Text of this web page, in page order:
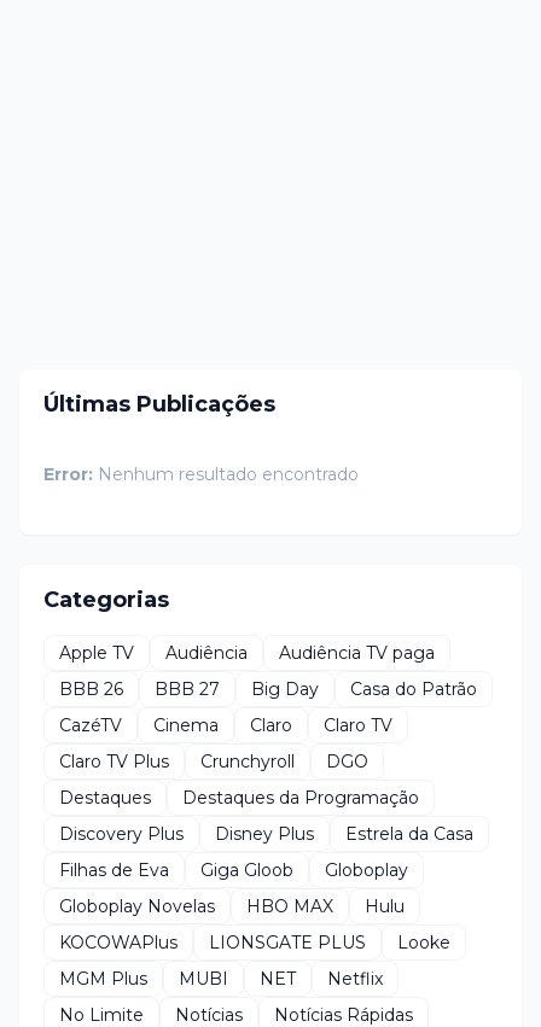
Últimas Publicações
Error: Nenhum resultado encontrado
Categorias
Apple TV Audiência
Audiência TV paga
BBB 26
BBB 27 Big Day
Casa do Patrão
CazéTV
Cinema Claro
Claro TV
Claro TV Plus
Crunchyroll
DGO
Destaques
Destaques da Programação
Discovery Plus
Disney Plus
Estrela da Casa
Filhas de Eva
Giga Gloob
Globoplay
Globoplay Novelas
HBO MAX
Hulu
KOCOWAPlus
LIONSGATE PLUS
Looke
MGM Plus
MUBI NET
Netflix
No Limite
Notícias
Notícias Rápidas